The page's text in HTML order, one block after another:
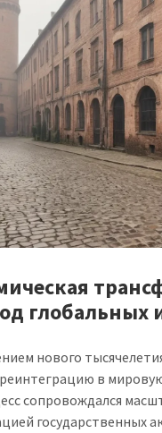
глобальных
нового
в
сопровождался
государственных